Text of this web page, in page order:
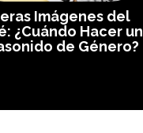
Imágenes del
¿Cuándo Hacer un
de Género?